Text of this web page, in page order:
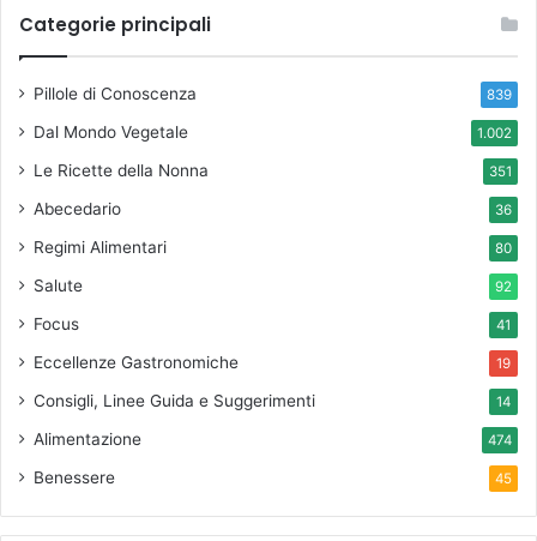
Categorie principali
Pillole di Conoscenza 839
Dal Mondo Vegetale 1.002
Le Ricette della Nonna 351
Abecedario 36
Regimi Alimentari 80
Salute 92
Focus 41
Eccellenze Gastronomiche 19
Consigli, Linee Guida e Suggerimenti 14
Alimentazione 474
Benessere 45